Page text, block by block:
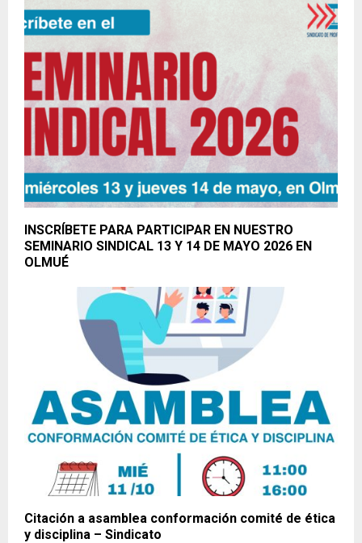
INSCRÍBETE PARA PARTICIPAR EN NUESTRO
SEMINARIO SINDICAL 13 Y 14 DE MAYO 2026 EN
OLMUÉ
Citación a asamblea conformación comité de ética
y disciplina – Sindicato